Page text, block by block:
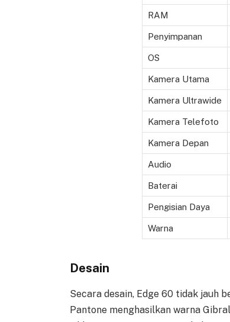
RAM
Penyimpanan
OS
Kamera Utama
Kamera Ultrawide
Kamera Telefoto
Kamera Depan
Audio
Baterai
Pengisian Daya
Warna
Desain
Secara desain, Edge 60 tidak jauh
Pantone menghasilkan warna